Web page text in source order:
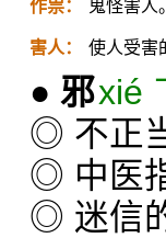
作祟： 鬼怪害人
害人： 使人受害
● 邪xié
◎ 不正
◎ 中医
◎ 迷信